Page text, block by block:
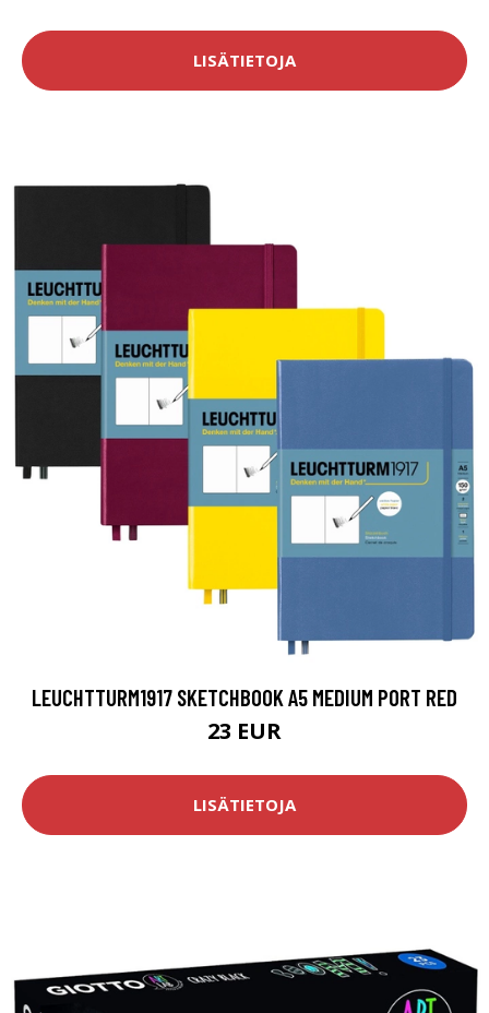
LISÄTIETOJA
LEUCHTTURM1917 SKETCHBOOK A5 MEDIUM PORT RED
23 EUR
LISÄTIETOJA